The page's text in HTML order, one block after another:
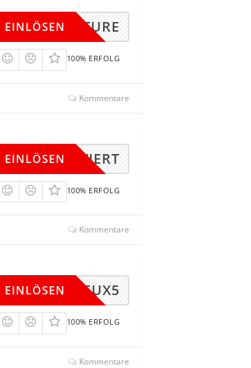
10NATURE
EINLÖSEN
100% ERFOLG
Kommentare
KTIVIERT
EINLÖSEN
100% ERFOLG
Kommentare
CBDNEUX5
EINLÖSEN
100% ERFOLG
Kommentare